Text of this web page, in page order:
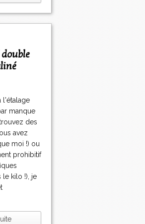
l'étalage
manque
des
avez
moi !) ou
prohibitif
le kilo !), je